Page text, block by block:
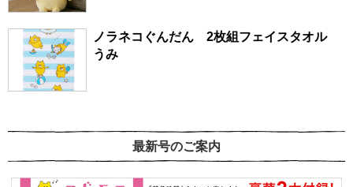
ノラネコぐんだん 2枚組フェイスタオル
うみ
最新号のご案内